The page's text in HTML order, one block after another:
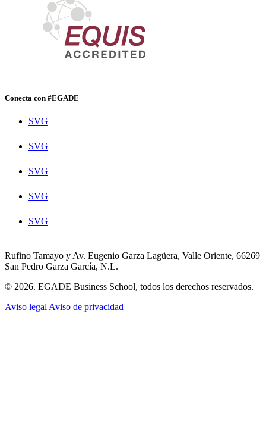
Conecta con #EGADE
SVG
SVG
SVG
SVG
SVG
Rufino Tamayo y Av. Eugenio Garza Lagüera, Valle Oriente, 66269
San Pedro Garza García, N.L.
© 2026. EGADE Business School, todos los derechos reservados.
Aviso legal Aviso de privacidad